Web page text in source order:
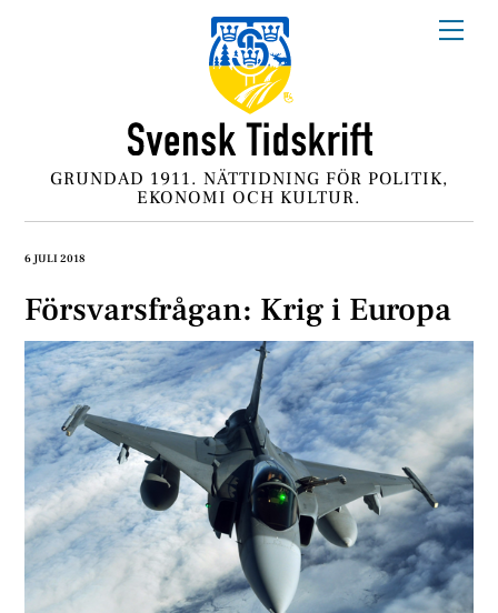
GRUNDAD 1911. NÄTTIDNING FÖR POLITIK,
EKONOMI OCH KULTUR.
6 JULI 2018
Försvarsfrågan: Krig i Europa